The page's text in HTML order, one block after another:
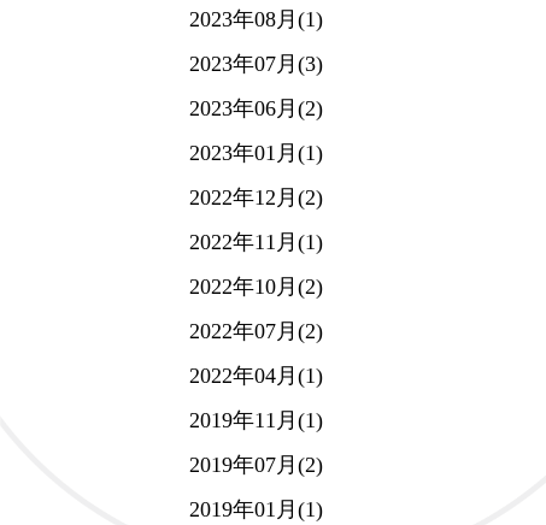
2023年08月(1)
2023年07月(3)
2023年06月(2)
2023年01月(1)
2022年12月(2)
2022年11月(1)
2022年10月(2)
2022年07月(2)
2022年04月(1)
2019年11月(1)
2019年07月(2)
2019年01月(1)